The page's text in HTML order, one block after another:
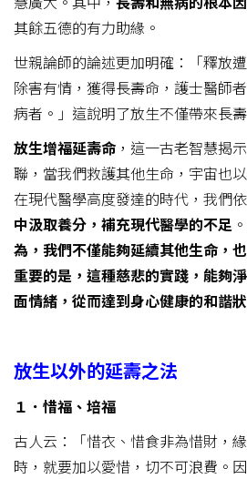
其餘五德的有力助緣。
世親論師的論述更加明確：「釋放
除害有情，獲得長壽命，護士醫師
病者。」這說明了放生不僅帶來長
放生增福延壽命，這一古老智慧揭
聯，當我們救護其他生命，宇宙也
在現代醫學高度發達的時代，我們
中汲取養分，補充現代醫學的不足 。
為，我們不僅能夠延續其他生命，
重要的是，這種慈悲的實踐，能夠
面情緒，從而達到身心健康的和諧
放生以外的延壽之法
１．惜福 、 培福
古人云：「惜衣、惜食非為惜財，
時，就要加以愛惜，切不可浪費。